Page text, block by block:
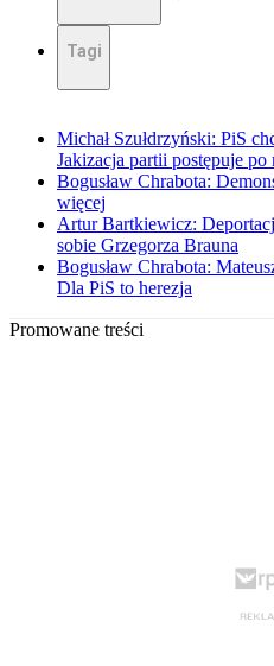
Tagi
Michał Szułdrzyński: PiS
Jakizacja partii postępuje po
Bogusław Chrabota:
więcej
Artur Bartkiewicz:
sobie Grzegorza Brauna
Bogusław Chrabota:
Dla PiS to herezja
Promowane treści